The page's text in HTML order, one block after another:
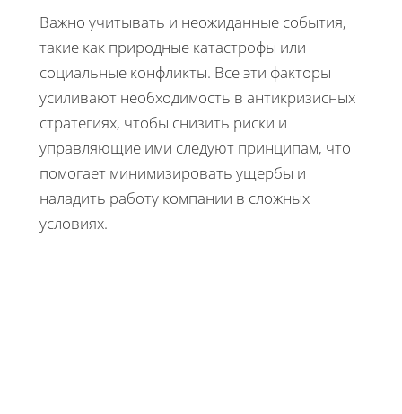
Важно учитывать и неожиданные события,
такие как природные катастрофы или
социальные конфликты. Все эти факторы
усиливают необходимость в антикризисных
стратегиях, чтобы снизить риски и
управляющие ими следуют принципам, что
помогает минимизировать ущербы и
наладить работу компании в сложных
условиях.